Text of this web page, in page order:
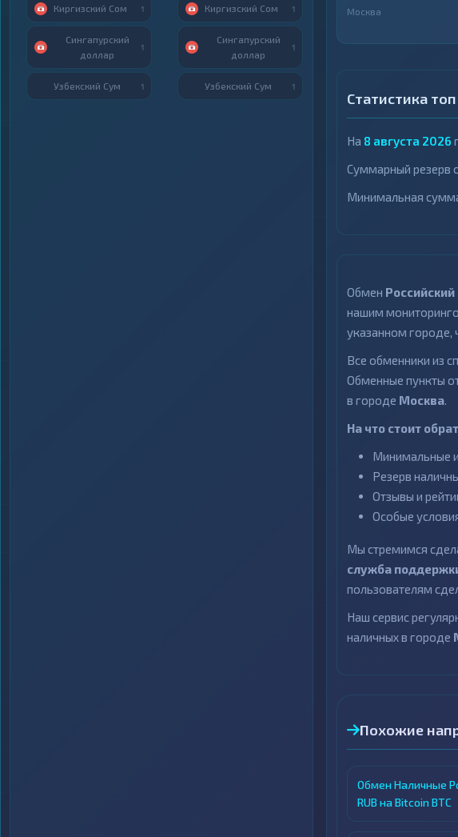
Москва
Статистика
На 8 августа 2026
Суммарный резерв
Минимальная
Обмен Российский
нашим
указанном городе,
Все обменники из
Обменные пункты
в городе Москва.
На что стоит
Минимальные
Резерв
Отзывы и
Особые
Мы стремимся
служба
пользователям
Наш сервис
наличных в городе
Похожие
Обмен Наличные
RUB на Bitcoin BTC
Киргизский Сом 1
Сингапурский
доллар
1
Узбекский Сум 1
Киргизский Сом 1
Сингапурский
доллар
1
Узбекский Сум 1